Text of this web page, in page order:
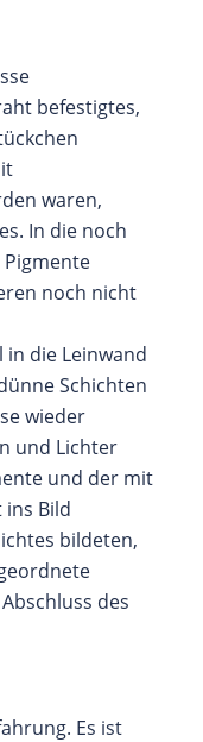
befestigtes,
waren,
In die noch
noch nicht
die Leinwand
Schichten
wieder
und Lichter
und der mit
Bild
bildeten,
des
Es ist